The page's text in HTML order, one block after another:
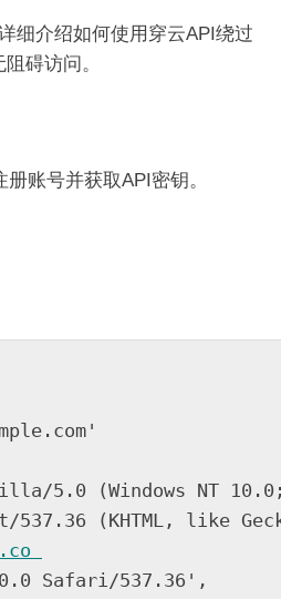
细介绍如何使用穿云API绕过
碍访问。
账号并获取API密钥。
537.36 (KHTML, like
Safari/537.36',